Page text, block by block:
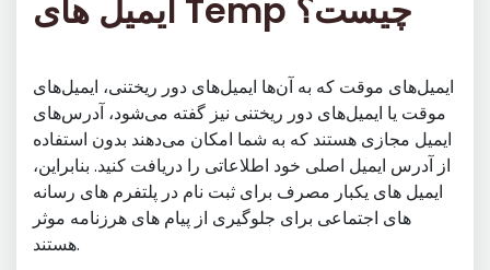
ایمیل های Temp چیست؟
ایمیل‌های موقت که به آن‌ها ایمیل‌های دور ریختنی، ایمیل‌های
موقت یا ایمیل‌های دور ریختنی نیز گفته می‌شود، آدرس‌های
ایمیل مجازی هستند که به شما امکان می‌دهند بدون استفاده
از آدرس ایمیل اصلی خود اطلاعاتی را دریافت کنید. بنابراین،
ایمیل های یکبار مصرف برای ثبت نام در پلتفرم های رسانه
های اجتماعی برای جلوگیری از پیام های هرزنامه موثر
هستند.